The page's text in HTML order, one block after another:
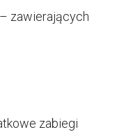
zawierających
zabiegi